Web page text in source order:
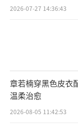
2026-07-27 14:36:43
章若楠穿黑色皮衣
温柔治愈
2026-08-05 11:42:53